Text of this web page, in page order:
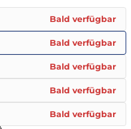
Bald verfügbar
Bald verfügbar
Bald verfügbar
Bald verfügbar
Bald verfügbar